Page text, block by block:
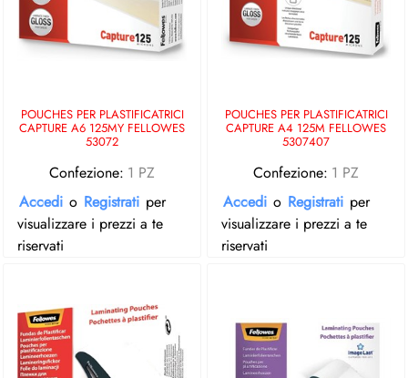
POUCHES PER PLASTIFICATRICI
CAPTURE A6 125MY FELLOWES
53072
Confezione: 1 PZ
Accedi o Registrati per
visualizzare i prezzi a te
riservati
POUCHES PER PLASTIFICATRICI
CAPTURE A4 125M FELLOWES
5307407
Confezione: 1 PZ
Accedi o Registrati per
visualizzare i prezzi a te
riservati